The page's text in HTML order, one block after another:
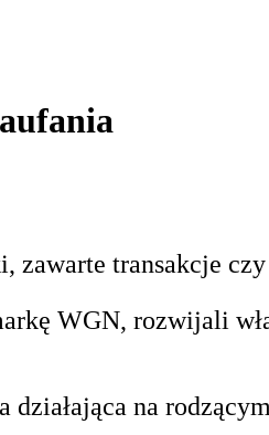
transakcje czy
WGN, rozwijali
na